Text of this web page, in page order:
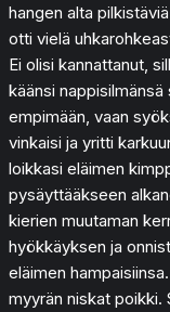
hangen alta
otti vielä
Ei olisi kannattanut,
käänsi nappisilmänsä
empimään, vaan
vinkaisi ja yritti
loikkasi eläimen
pysäyttääkseen
kierien muutaman
hyökkäyksen ja
eläimen
myyrän niskat poikki.